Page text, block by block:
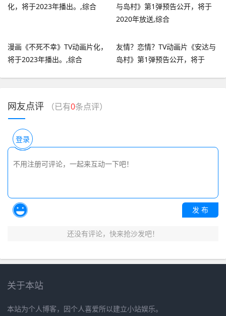
漫画《不死不幸》TV动画片化，
将于2023年播出。,综合
友情？恋情？TV动画片《安达与
岛村》第1弹预告公开，将于
网友点评 （已有0条点评）
登录
发 布
还没有评论，快来抢沙发吧！
关于本站
本站为个人博客，因个人喜爱所以建立小站娱乐。